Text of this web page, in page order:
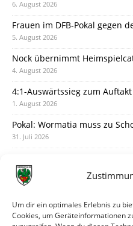
Um dir ein optimales Erlebnis zu
Cookies, um Geräteinformationen
6. August 2026
Frauen im DFB-Pokal gegen
5. August 2026
Nock übernimmt
4. August 2026
4:1-Auswärtssieg zum Auftakt
1. August 2026
Pokal: Wormatia muss zu
31. Juli 2026
30. Juli 2026
28. Juli 2026
Neuer Rückensponsor